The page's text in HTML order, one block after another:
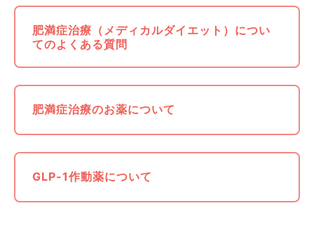
肥満症治療（メディカルダイエット）につい
てのよくある質問
肥満症治療のお薬について
GLP-1作動薬について